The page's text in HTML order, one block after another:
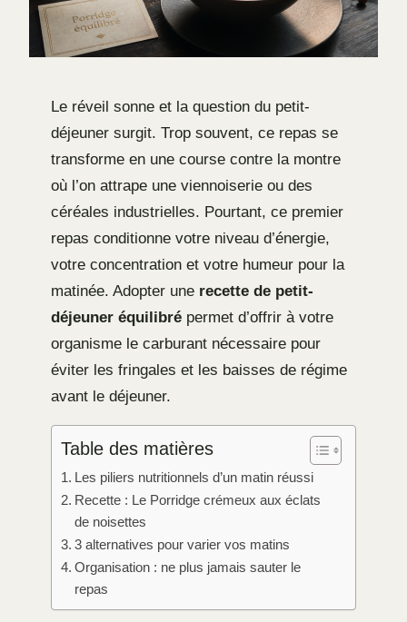
Le réveil sonne et la question du petit-
déjeuner surgit. Trop souvent, ce repas se
transforme en une course contre la montre
où l’on attrape une viennoiserie ou des
céréales industrielles. Pourtant, ce premier
repas conditionne votre niveau d’énergie,
votre concentration et votre humeur pour la
matinée. Adopter une recette de petit-
déjeuner équilibré permet d’offrir à votre
organisme le carburant nécessaire pour
éviter les fringales et les baisses de régime
avant le déjeuner.
Table des matières
Les piliers nutritionnels d’un matin réussi
Recette : Le Porridge crémeux aux éclats
de noisettes
3 alternatives pour varier vos matins
Organisation : ne plus jamais sauter le
repas